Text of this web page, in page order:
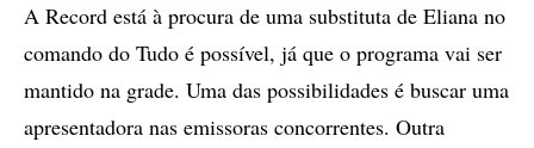
A Record está à procura de uma substituta de Eliana no
comando do Tudo é possível, já que o programa vai ser
mantido na grade. Uma das possibilidades é buscar uma
apresentadora nas emissoras concorrentes. Outra